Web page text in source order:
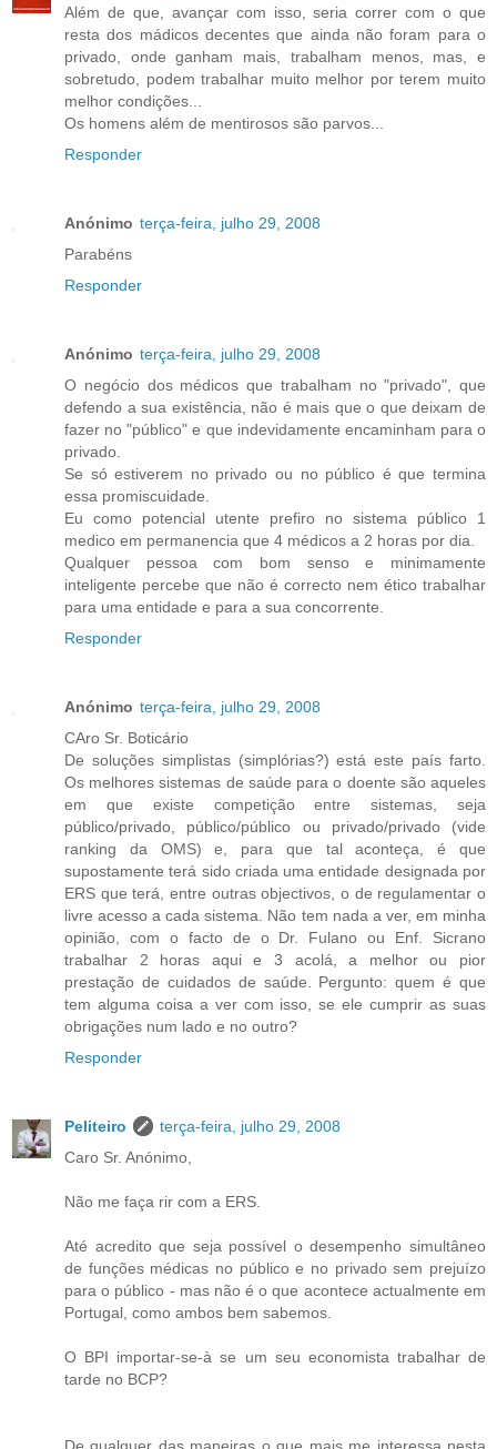
Além de que, avançar com isso, seria correr com o que
resta dos mádicos decentes que ainda não foram para o
privado, onde ganham mais, trabalham menos, mas, e
sobretudo, podem trabalhar muito melhor por terem muito
melhor condições...
Os homens além de mentirosos são parvos...
Responder
Anónimo terça-feira, julho 29, 2008
Parabéns
Responder
Anónimo terça-feira, julho 29, 2008
O negócio dos médicos que trabalham no "privado", que
defendo a sua existência, não é mais que o que deixam de
fazer no "público" e que indevidamente encaminham para o
privado.
Se só estiverem no privado ou no público é que termina
essa promiscuidade.
Eu como potencial utente prefiro no sistema público 1
medico em permanencia que 4 médicos a 2 horas por dia.
Qualquer pessoa com bom senso e minimamente
inteligente percebe que não é correcto nem ético trabalhar
para uma entidade e para a sua concorrente.
Responder
Anónimo terça-feira, julho 29, 2008
CAro Sr. Boticário
De soluções simplistas (simplórias?) está este país farto.
Os melhores sistemas de saúde para o doente são aqueles
em que existe competição entre sistemas, seja
público/privado, público/público ou privado/privado (vide
ranking da OMS) e, para que tal aconteça, é que
supostamente terá sido criada uma entidade designada por
ERS que terá, entre outras objectivos, o de regulamentar o
livre acesso a cada sistema. Não tem nada a ver, em minha
opinião, com o facto de o Dr. Fulano ou Enf. Sicrano
trabalhar 2 horas aqui e 3 acolá, a melhor ou pior
prestação de cuidados de saúde. Pergunto: quem é que
tem alguma coisa a ver com isso, se ele cumprir as suas
obrigações num lado e no outro?
Responder
Peliteiro
terça-feira, julho 29, 2008
Caro Sr. Anónimo,
Não me faça rir com a ERS.
Até acredito que seja possível o desempenho simultâneo
de funções médicas no público e no privado sem prejuízo
para o público - mas não é o que acontece actualmente em
Portugal, como ambos bem sabemos.
O BPI importar-se-à se um seu economista trabalhar de
tarde no BCP?